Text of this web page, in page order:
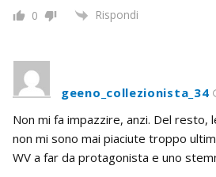
0 Rispondi
geeno_collezionista_34
Non mi fa impazzire, anzi. Del resto,
non mi sono mai piaciute troppo
WV a far da protagonista e uno